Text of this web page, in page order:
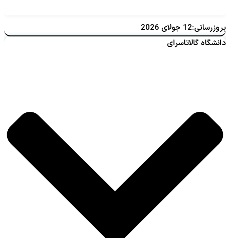
بروزرسانی:12 جولای 2026
دانشگاه گالاتاسرای